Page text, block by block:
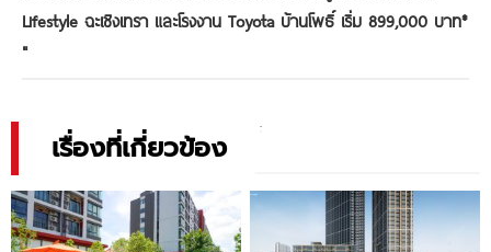
Lifestyle ฉะเชิงเทรา และโรงงาน Toyota บ้านโพธิ์ เริ่ม 899,000 บาท*
"
เรื่องที่เกี่ยวข้อง